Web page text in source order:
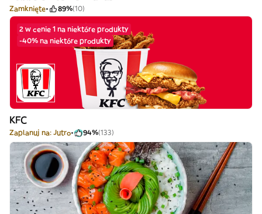
Zamknięte 89%(10)
2 w cenie 1 na niektóre produkty
-40% na niektóre produkty
KFC
Zaplanuj na: Jutro 94%(133)